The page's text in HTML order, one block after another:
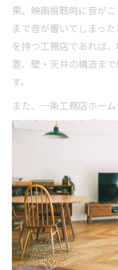
果、映画視聴時に音が
まで音が響いてしまっ
を持つ工務店であれば
置、壁・天井の構造ま
す。
また、一条工務店ホー
定が多岐にわたる場合
ームのイメージや使用
工務店側から最適なプ
悔しないための大切なポ
工務店で理想のシアタ
理想のシアタールーム
要望をしっかり伝え、設